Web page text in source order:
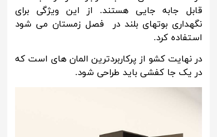
قابل جابه جایی هستند. از این ویژگی برای
نگهداری بوتهای بلند در فصل زمستان می شود
استفاده کرد.
در نهایت کشو از پرکاربردترین المان های است که
در یک جا کفشی باید طراحی شود.